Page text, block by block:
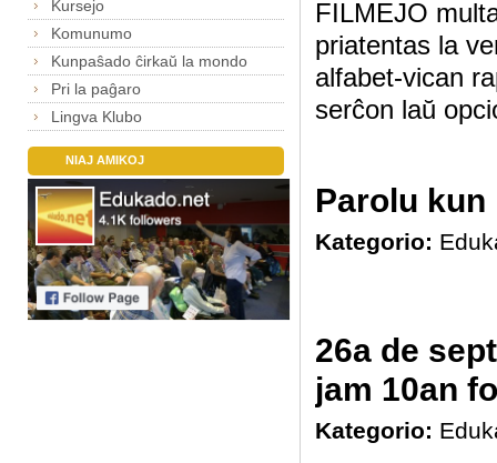
Kursejo
Komunumo
Kunpaŝado ĉirkaŭ la mondo
Pri la paĝaro
Lingva Klubo
NIAJ AMIKOJ
FILMEJO
priatentas la
alfabet-vican
serĉon laŭ
Parolu kun
Kategorio:
26a de
jam 10an
Kategorio: